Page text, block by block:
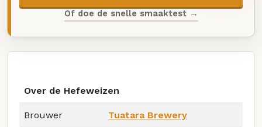
Of doe de snelle smaaktest →
Over de Hefeweizen
Brouwer Tuatara Brewery